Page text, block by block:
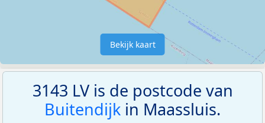
Bekijk kaart
3143 LV is de postcode van
Buitendijk in Maassluis.